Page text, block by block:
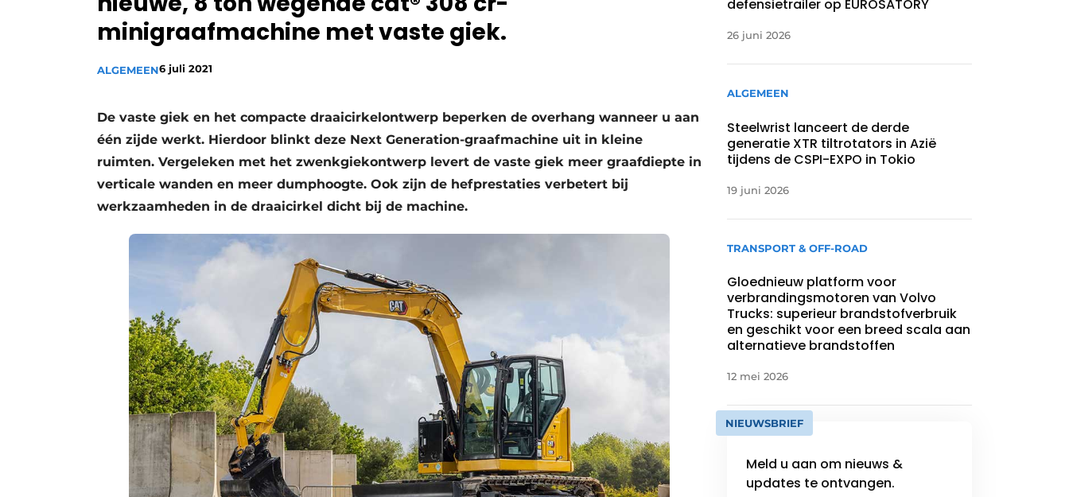
Vacature aanmelden
Vacatures
Video’s
minigraafmachine met vaste giek.
ALGEMEEN6 juli 2021
De vaste giek en het compacte draaicirkelontwerp beperken de overhang wanneer u aan
één zijde werkt. Hierdoor blinkt deze Next Generation-graafmachine uit in kleine
ruimten. Vergeleken met het zwenkgiekontwerp levert de vaste giek meer graafdiepte in
verticale wanden en meer dumphoogte. Ook zijn de hefprestaties verbetert bij
werkzaamheden in de draaicirkel dicht bij de machine.
defensietrailer op EUROSATORY
26 juni 2026
ALGEMEEN
Steelwrist lanceert de derde
generatie XTR tiltrotators in Azië
tijdens de CSPI-EXPO in Tokio
19 juni 2026
TRANSPORT & OFF-ROAD
Gloednieuw platform voor
verbrandingsmotoren van Volvo
Trucks: superieur brandstofverbruik
en geschikt voor een breed scala aan
alternatieve brandstoffen
12 mei 2026
NIEUWSBRIEF
Meld u aan om nieuws &
updates te ontvangen.